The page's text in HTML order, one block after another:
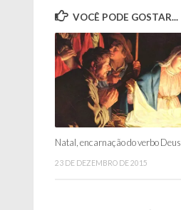
VOCÊ PODE GOSTAR...
Natal, encarnação do verbo Deus
23 DE DEZEMBRO DE 2015